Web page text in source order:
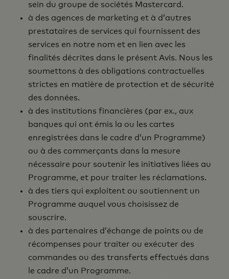
sein du groupe de sociétés Mastercard.
à des agences de marketing et à d’autres
prestataires de services qui fournissent des
services en notre nom et en lien avec les
finalités décrites dans le présent Avis. Nous les
soumettons à des obligations contractuelles
strictes en matière de protection et de sécurité
des données.
à des institutions financières (par ex., aux
banques qui ont émis la ou les cartes
enregistrées dans le cadre d’un Programme)
ou à des commerçants dans la mesure
nécessaire pour soutenir les initiatives liées au
Programme, et pour traiter les réclamations.
à des tiers qui exploitent ou soutiennent un
Programme auquel vous choisissez de
souscrire.
à des partenaires d’échange de points ou de
récompenses pour traiter ou exécuter des
commandes ou des transferts effectués dans
le cadre d’un Programme.